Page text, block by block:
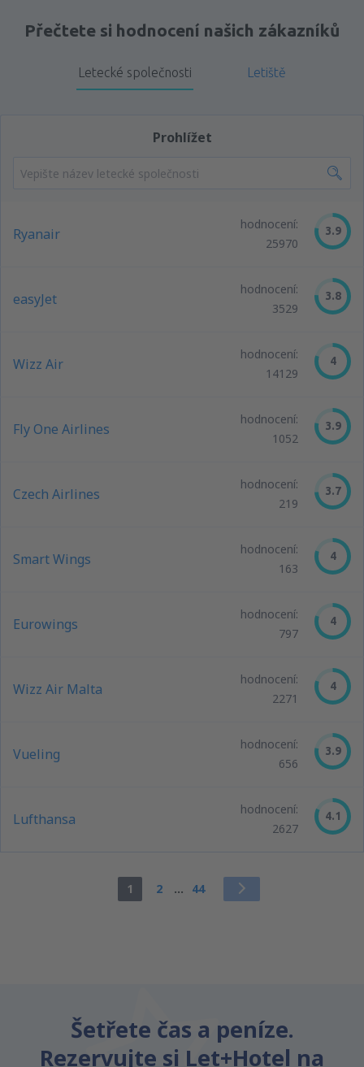
Přečtete si hodnocení našich zákazníků
Letecké společnosti Letiště
Prohlížet
Ryanair
hodnocení:
25970
3.9
easyJet
hodnocení:
3529
3.8
Wizz Air
hodnocení:
14129
4
Fly One Airlines
hodnocení:
1052
3.9
Czech Airlines
hodnocení:
219
3.7
Smart Wings
hodnocení:
163
4
Eurowings
hodnocení:
797
4
Wizz Air Malta
hodnocení:
2271
4
Vueling
hodnocení:
656
3.9
Lufthansa
hodnocení:
2627
4.1
1 2 ... 44
Šetřete čas a peníze.
Rezervujte si Let+Hotel na